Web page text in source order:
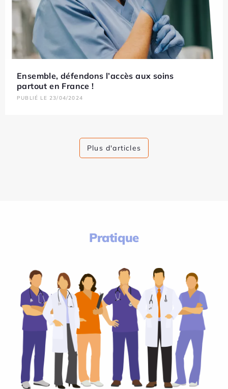
Ensemble, défendons l’accès aux soins
partout en France !
PUBLIÉ LE 23/04/2024
Plus d'articles
Pratique